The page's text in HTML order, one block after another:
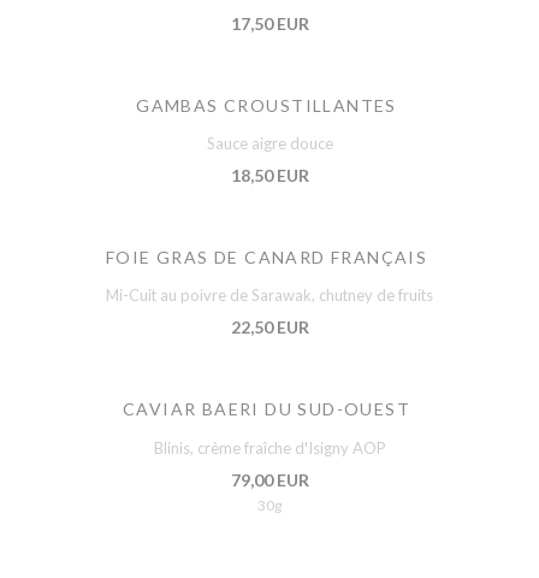
17,50 EUR
GAMBAS CROUSTILLANTES
Sauce aigre douce
18,50 EUR
FOIE GRAS DE CANARD FRANÇAIS
Mi-Cuit au poivre de Sarawak, chutney de fruits
22,50 EUR
CAVIAR BAERI DU SUD-OUEST
Blinis, crème fraîche d'Isigny AOP
79,00 EUR
30g